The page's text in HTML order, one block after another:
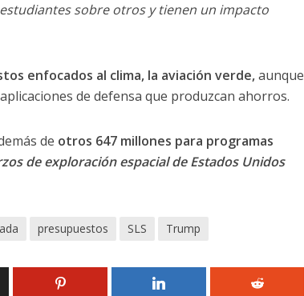
sobre otros y tienen un impacto
enfocados al clima, la aviación verde,aunque
de defensa que produzcan ahorros.
de otros 647 millones para programas
de exploración espacial de Estados Unidos
presupuestos SLS Trump